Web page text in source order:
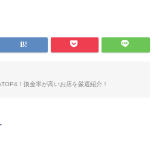
！換金率が高いお店を厳選紹介！